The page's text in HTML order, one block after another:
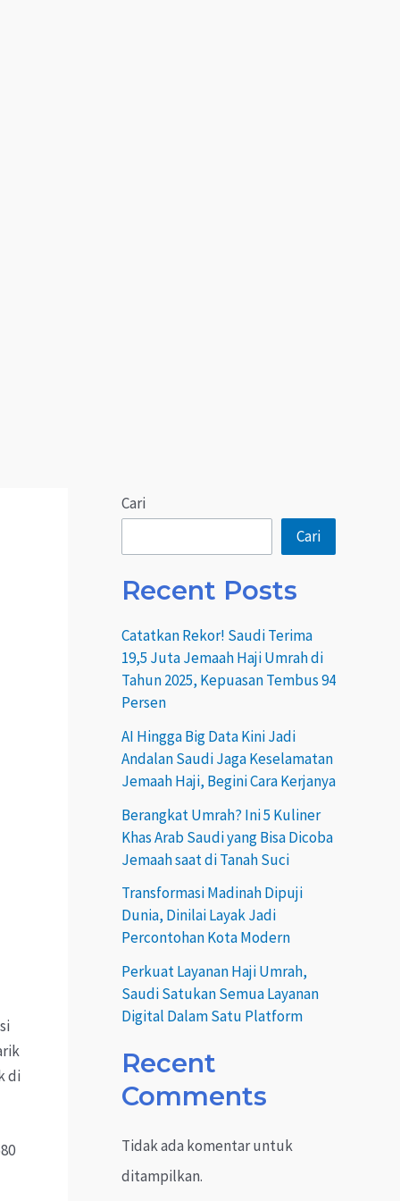
di
Cari
Cari
Recent Posts
Catatkan Rekor! Saudi Terima
19,5 Juta Jemaah Haji Umrah di
Tahun 2025, Kepuasan Tembus 94
Persen
AI Hingga Big Data Kini Jadi
Andalan Saudi Jaga Keselamatan
Jemaah Haji, Begini Cara Kerjanya
Berangkat Umrah? Ini 5 Kuliner
Khas Arab Saudi yang Bisa Dicoba
Jemaah saat di Tanah Suci
Transformasi Madinah Dipuji
Dunia, Dinilai Layak Jadi
Percontohan Kota Modern
Perkuat Layanan Haji Umrah,
Saudi Satukan Semua Layanan
Digital Dalam Satu Platform
Recent
Comments
Tidak ada komentar untuk
ditampilkan.